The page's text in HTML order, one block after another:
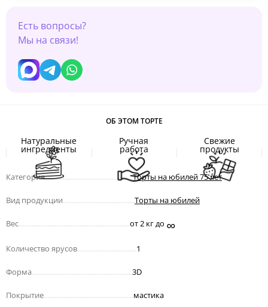
Есть вопросы?
Мы на связи!
ОБ ЭТОМ ТОРТЕ
Натуральные
ингредиенты
Ручная
работа
Свежие
продукты
Категория.................................................Торты на юбилей 75 лет
Вид продукции Торты на юбилей
Вес от 2 кг до ∞
Количество ярусов 1
Форма 3D
Покрытие мастика